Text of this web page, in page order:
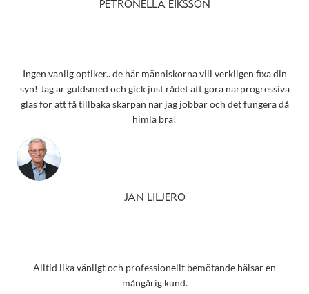
PETRONELLA EIKSSON
Ingen vanlig optiker.. de här människorna vill verkligen fixa din
syn! Jag är guldsmed och gick just rådet att göra närprogressiva
glas för att få tillbaka skärpan när jag jobbar och det fungera då
himla bra!
JAN LILJERO
Alltid lika vänligt och professionellt bemötande hälsar en
mångårig kund.